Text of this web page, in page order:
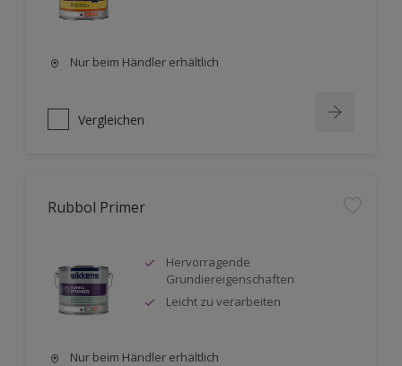
Nur beim Händler erhältlich
Vergleichen
Rubbol Primer
Hervorragende
Grundiereigenschaften
Leicht zu verarbeiten
Nur beim Händler erhältlich